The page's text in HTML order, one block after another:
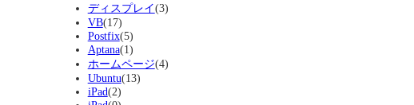
ディスプレイ(3)
VB(17)
Postfix(5)
Aptana(1)
ホームページ(4)
Ubuntu(13)
iPad(2)